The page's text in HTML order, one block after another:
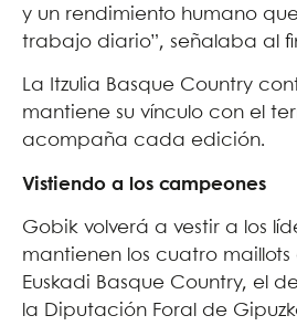
y un rendimiento humano
trabajo diario”, señalaba al
La Itzulia Basque Country
mantiene su vínculo con el
acompaña cada edición.
Vistiendo a los campeones
Gobik volverá a vestir a los
mantienen los cuatro
Euskadi Basque Country, el
la Diputación Foral de